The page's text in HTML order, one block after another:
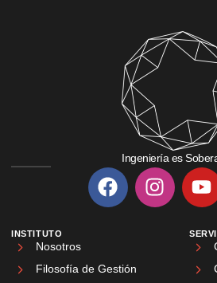
Ingeniería es
INSTITUTO
Nosotros
Filosofía de Gestión